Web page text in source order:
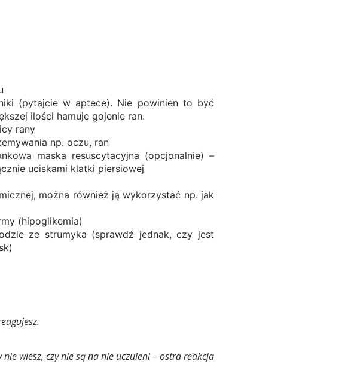
(pytajcie w aptece). Nie powinien to być
ilości hamuje gojenie ran.
rany
np. oczu, ran
maska resuscytacyjna (opcjonalnie) –
uciskami klatki piersiowej
można również ją wykorzystać np. jak
(hipoglikemia)
ze strumyka (sprawdź jednak, czy jest
wiesz, czy nie są na nie uczuleni – ostra reakcja